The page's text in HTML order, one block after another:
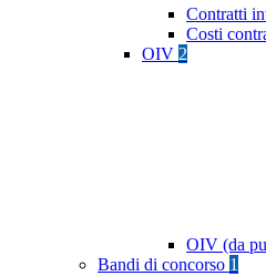
Contratti
Costi
OIV 2
OIV (da
Bandi di concorso 1